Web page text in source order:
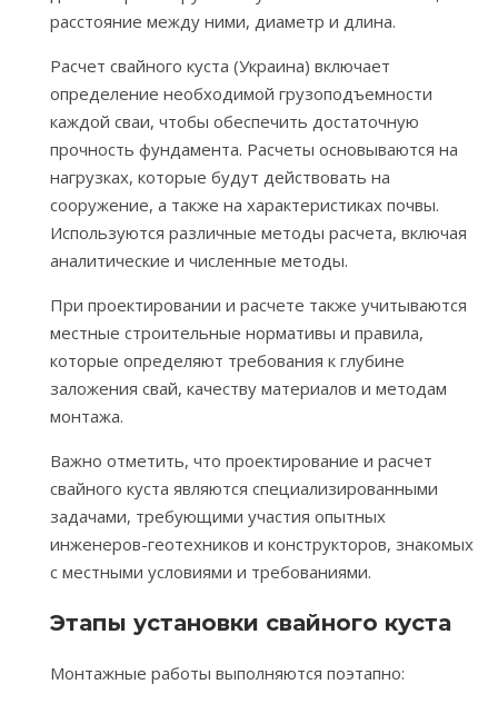
расстояние между ними, диаметр и длина.
Расчет свайного куста (Украина) включает
определение необходимой грузоподъемности
каждой сваи, чтобы обеспечить достаточную
прочность фундамента. Расчеты основываются на
нагрузках, которые будут действовать на
сооружение, а также на характеристиках почвы.
Используются различные методы расчета, включая
аналитические и численные методы.
При проектировании и расчете также учитываются
местные строительные нормативы и правила,
которые определяют требования к глубине
заложения свай, качеству материалов и методам
монтажа.
Важно отметить, что проектирование и расчет
свайного куста являются специализированными
задачами, требующими участия опытных
инженеров-геотехников и конструкторов, знакомых
с местными условиями и требованиями.
Этапы установки свайного куста
Монтажные работы выполняются поэтапно: